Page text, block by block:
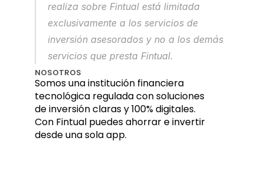
NOSOTROS
Somos una institución financiera
tecnológica regulada con soluciones
de inversión claras y 100% digitales.
Con Fintual puedes ahorrar e invertir
desde una sola app.
realiza sobre Fintual está limitada
exclusivamente a los servicios de
inversión asesorados y no a los demás
servicios que presta Fintual.